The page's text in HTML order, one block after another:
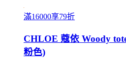
滿16000享79折
CHLOE 蔻依 Woody
粉色)